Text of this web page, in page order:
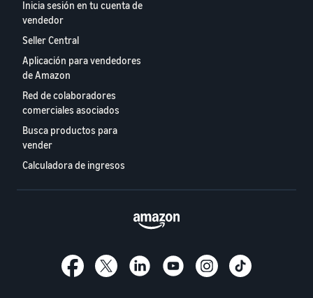
Inicia sesión en tu cuenta de
vendedor
Seller Central
Aplicación para vendedores
de Amazon
Red de colaboradores
comerciales asociados
Busca productos para
vender
Calculadora de ingresos